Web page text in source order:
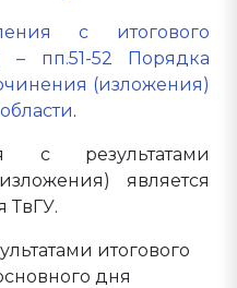
с итогового
– пп.51-52 Порядка
(изложения)
.
с результатами
является
ТвГУ.
итогового
дня